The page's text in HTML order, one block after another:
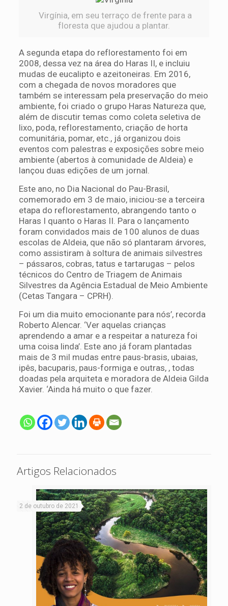
Virgínia, em seu terraço de frente para a
floresta que ajudou a plantar.
A segunda etapa do reflorestamento foi em
2008, dessa vez na área do Haras II, e incluiu
mudas de eucalipto e azeitoneiras. Em 2016,
com a chegada de novos moradores que
também se interessam pela preservação do meio
ambiente, foi criado o grupo Haras Natureza que,
além de discutir temas como coleta seletiva de
lixo, poda, reflorestamento, criação de horta
comunitária, pomar, etc., já organizou dois
eventos com palestras e exposições sobre meio
ambiente (abertos à comunidade de Aldeia) e
lançou duas edições de um jornal.
Este ano, no Dia Nacional do Pau-Brasil,
comemorado em 3 de maio, iniciou-se a terceira
etapa do reflorestamento, abrangendo tanto o
Haras I quanto o Haras II. Para o lançamento
foram convidados mais de 100 alunos de duas
escolas de Aldeia, que não só plantaram árvores,
como assistiram à soltura de animais silvestres
– pássaros, cobras, tatus e tartarugas – pelos
técnicos do Centro de Triagem de Animais
Silvestres da Agência Estadual de Meio Ambiente
(Cetas Tangara – CPRH).
Foi um dia muito emocionante para nós’, recorda
Roberto Alencar. ‘Ver aquelas crianças
aprendendo a amar e a respeitar a natureza foi
uma coisa linda’. Este ano já foram plantadas
mais de 3 mil mudas entre paus-brasis, ubaias,
ipês, bacuparis, paus-formiga e outras, , todas
doadas pela arquiteta e moradora de Aldeia Gilda
Xavier. ‘Ainda há muito o que fazer.
Artigos Relacionados
2 de outubro de 2021